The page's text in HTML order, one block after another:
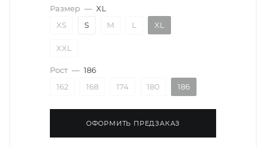
Размер — XL
XS
S M L XL
XXL
Рост — 186
162
168 174 180 186
ОФОРМИТЬ ПРЕДЗАКАЗ